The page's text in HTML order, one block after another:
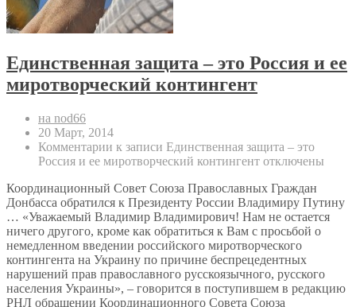
Единственная защита – это Россия и ее
миротворческий контингент
на nod66
20 Март, 2014
Комментарии к записи Единственная защита – это
Россия и ее миротворческий контингент отключены
Координационный Совет Союза Православных Граждан
Донбасса обратился к Президенту России Владимиру Путину
… «Уважаемый Владимир Владимирович! Нам не остается
ничего другого, кроме как обратиться к Вам с просьбой о
немедленном введении российского миротворческого
контингента на Украину по причине беспрецедентных
нарушений прав православного русскоязычного, русского
населения Украины», – говорится в поступившем в редакцию
РНЛ обращении Координационного Совета Союза